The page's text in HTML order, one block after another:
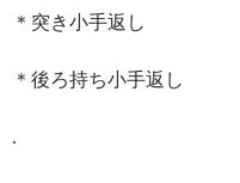
＊突き小手返し
＊後ろ持ち小手返し
.